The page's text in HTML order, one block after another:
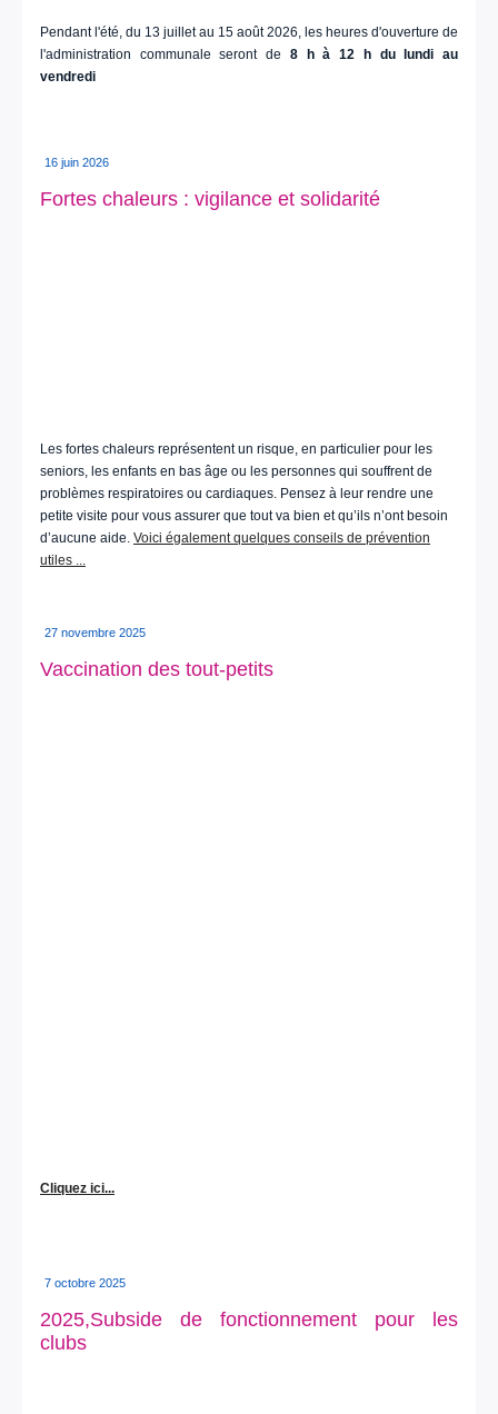
Pendant l'été, du 13 juillet au 15 août 2026, les heures d'ouverture de
l'administration communale seront de 8 h à 12 h du lundi au
vendredi
16 juin 2026
Fortes chaleurs : vigilance et solidarité
Les fortes chaleurs représentent un risque, en particulier pour les
seniors, les enfants en bas âge ou les personnes qui souffrent de
problèmes respiratoires ou cardiaques. Pensez à leur rendre une
petite visite pour vous assurer que tout va bien et qu’ils n’ont besoin
d’aucune aide. Voici également quelques conseils de prévention
utiles ...
27 novembre 2025
Vaccination des tout-petits
Cliquez ici...
7 octobre 2025
2025,Subside de fonctionnement pour les
clubs